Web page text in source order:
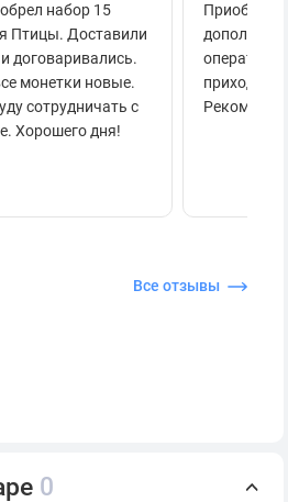
набор 15
Птицы. Доставили
договаривались.
монетки новые.
сотрудничать с
Хорошего дня!
приходило
Все отзывы
0